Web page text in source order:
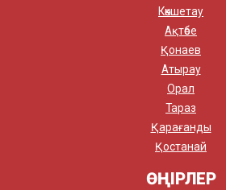
Көкшетау
Ақтөбе
Қонаев
Атырау
Орал
Тараз
Қарағанды
Қостанай
ӨҢІРЛЕР